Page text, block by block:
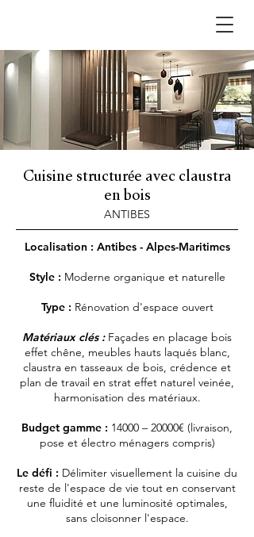
Cuisine structurée avec claustra
en bois
ANTIBES
Localisation : Antibes - Alpes-Maritimes
Style : Moderne organique et naturelle
Type : Rénovation d'espace ouvert
Matériaux clés :Façades en placage bois
effet chêne, meubles hauts laqués blanc,
claustra en tasseaux de bois, crédence et
plan de travail en strat effet naturel veinée,
harmonisation des matériaux.
Budget gamme : 14000 – 20000€ (livraison,
pose et électro ménagers compris)
Le défi : Délimiter visuellement la cuisine du
reste de l'espace de vie tout en conservant
une fluidité et une luminosité optimales,
sans cloisonner l'espace.